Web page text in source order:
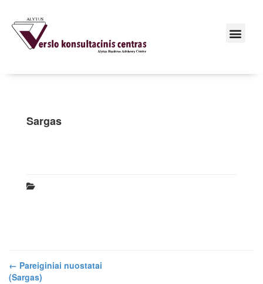
Sargas
← Pareiginiai nuostatai
(Sargas)